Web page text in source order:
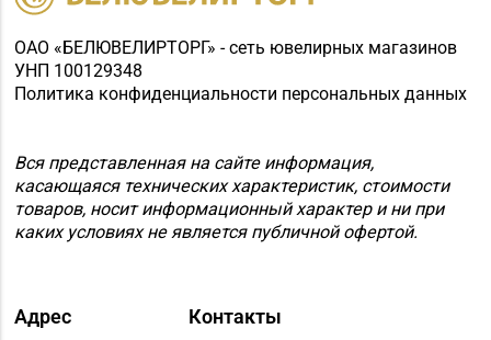
ОАО «БЕЛЮВЕЛИРТОРГ» - сеть ювелирных магазинов
УНП 100129348
Политика конфиденциальности персональных данных
Вся представленная на сайте информация,
касающаяся технических характеристик, стоимости
товаров, носит информационный характер и ни при
каких условиях не является публичной офертой.
Адрес Контакты